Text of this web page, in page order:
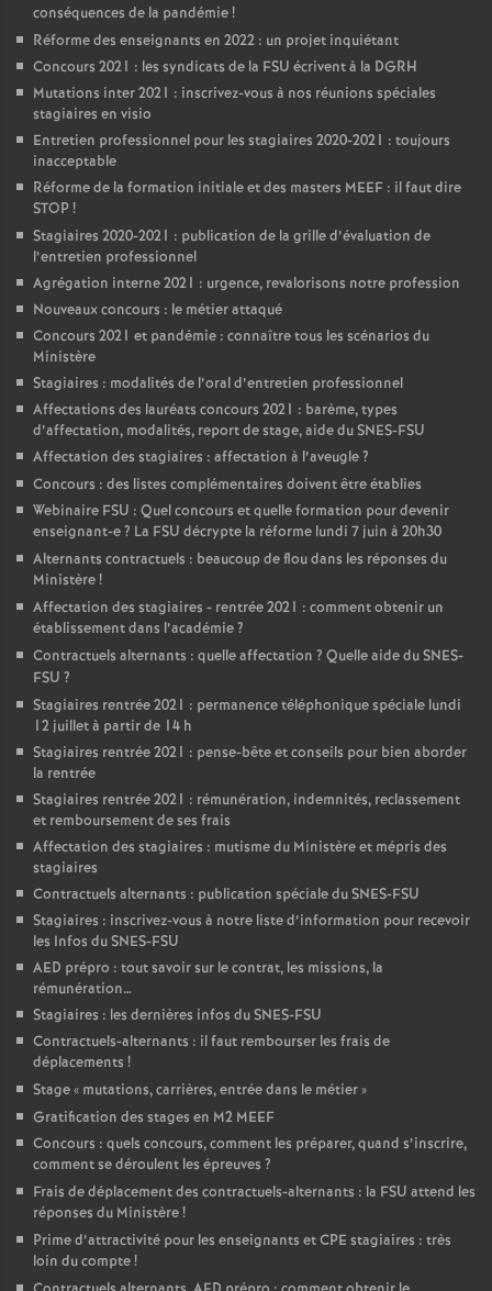
conséquences de la pandémie!
Réforme des enseignants en 2022 : un projet inquiétant
Concours 2021 : les syndicats de la FSU écrivent à la DGRH
Mutations inter 2021 : inscrivez-vous à nos réunions spéciales
stagiaires en visio
Entretien professionnel pour les stagiaires 2020-2021 : toujours
inacceptable
Réforme de la formation initiale et des masters MEEF : il faut dire
STOP!
Stagiaires 2020-2021 : publication de la grille d’évaluation de
l’entretien professionnel
Agrégation interne 2021 : urgence, revalorisons notre profession
Nouveaux concours : le métier attaqué
Concours 2021 et pandémie : connaître tous les scénarios du
Ministère
Stagiaires : modalités de l’oral d’entretien professionnel
Affectations des lauréats concours 2021 : barème, types
d’affectation, modalités, report de stage, aide du SNES-FSU
Affectation des stagiaires : affectation à l’aveugle?
Concours : des listes complémentaires doivent être établies
Webinaire FSU : Quel concours et quelle formation pour devenir
enseignant-e? La FSU décrypte la réforme lundi 7 juin à 20h30
Alternants contractuels : beaucoup de flou dans les réponses du
Ministère!
Affectation des stagiaires - rentrée 2021 : comment obtenir un
établissement dans l’académie?
Contractuels alternants : quelle affectation ? Quelle aide du SNES-
FSU ?
Stagiaires rentrée 2021 : permanence téléphonique spéciale lundi
12 juillet à partir de 14 h
Stagiaires rentrée 2021 : pense-bête et conseils pour bien aborder
la rentrée
Stagiaires rentrée 2021 : rémunération, indemnités, reclassement
et remboursement de ses frais
Affectation des stagiaires : mutisme du Ministère et mépris des
stagiaires
Contractuels alternants : publication spéciale du SNES-FSU
Stagiaires : inscrivez-vous à notre liste d’information pour recevoir
les Infos du SNES-FSU
AED prépro : tout savoir sur le contrat, les missions, la
rémunération…
Stagiaires : les dernières infos du SNES-FSU
Contractuels-alternants : il faut rembourser les frais de
déplacements !
Stage « mutations, carrières, entrée dans le métier»
Gratification des stages en M2 MEEF
Concours : quels concours, comment les préparer, quand s’inscrire,
comment se déroulent les épreuves ?
Frais de déplacement des contractuels-alternants : la FSU attend les
réponses du Ministère!
Prime d’attractivité pour les enseignants et CPE stagiaires : très
loin du compte!